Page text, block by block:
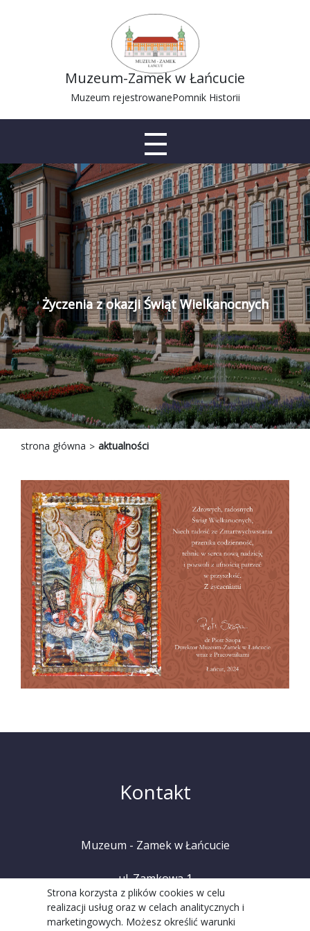
Muzeum-Zamek w Łańcucie
Muzeum rejestrowanePomnik Historii
Życzenia z okazji Świąt Wielkanocnych
strona główna aktualności
Strona korzysta z plików cookies w celu
realizacji usług oraz w celach analitycznych i
marketingowych. Możesz określić warunki
Kontakt
Muzeum - Zamek w Łańcucie
ul. Zamkowa 1
37-100 Łańcut